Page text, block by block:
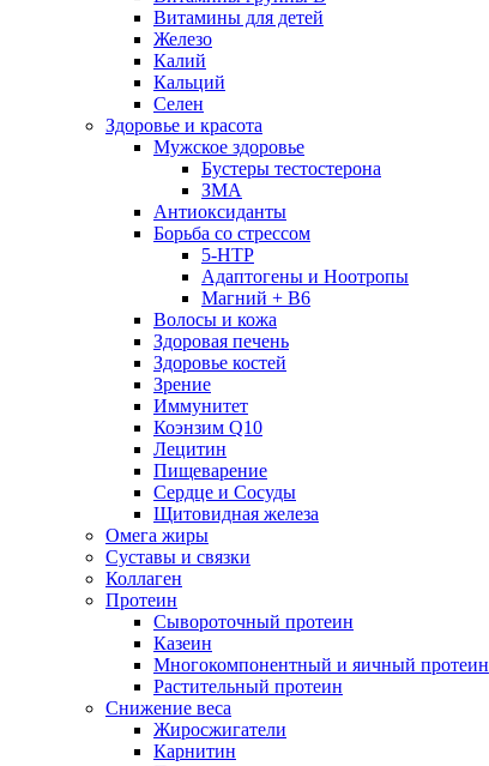
Витамины для детей
Железо
Калий
Кальций
Селен
Здоровье и красота
Мужское здоровье
Бустеры тестостерона
ЗМА
Антиоксиданты
Борьба со стрессом
5-HTP
Адаптогены и Ноотропы
Магний + В6
Волосы и кожа
Здоровая печень
Здоровье костей
Зрение
Иммунитет
Коэнзим Q10
Лецитин
Пищеварение
Сердце и Сосуды
Щитовидная железа
Омега жиры
Суставы и связки
Коллаген
Протеин
Сывороточный протеин
Казеин
Многокомпонентный и яичный протеин
Растительный протеин
Снижение веса
Жиросжигатели
Карнитин